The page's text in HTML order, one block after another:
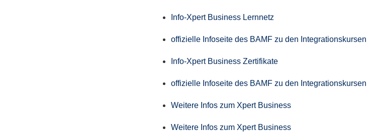
Info-Xpert Business Lernnetz
offizielle Infoseite des BAMF zu den Integrationskursen
Info-Xpert Business Zertifikate
offizielle Infoseite des BAMF zu den Integrationskursen
Weitere Infos zum Xpert Business
Weitere Infos zum Xpert Business